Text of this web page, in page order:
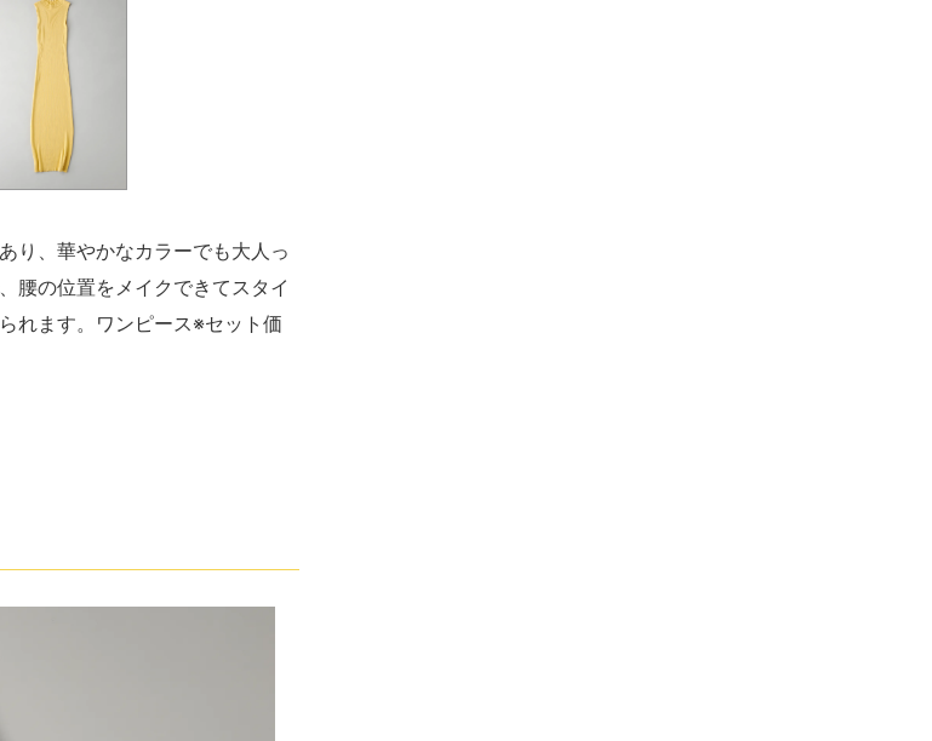
り、華やかなカラーでも大人っ
腰の位置をメイクできてスタイ
れます。ワンピース※セット価